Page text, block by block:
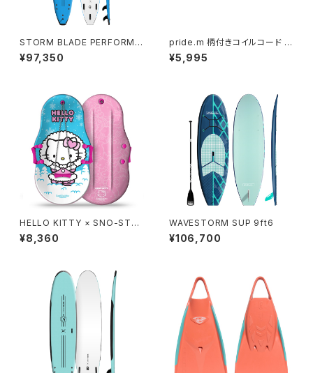
STORM BLADE PERFORMA
NCE SSR 9ft Surfboard - A
Z BLUE
¥97,350
pride.m 柄付きコイルコード (
アーム用 ) ベリードット
¥5,995
HELLO KITTY × SNO-STO
RM 36in
¥8,360
WAVESTORM SUP 9ft6
¥106,700